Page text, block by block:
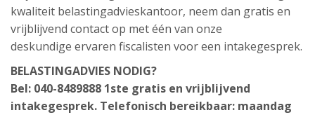
kwaliteit belastingadvieskantoor, neem dan gratis en
vrijblijvend contact op met één van onze
deskundige ervaren fiscalisten voor een intakegesprek.
BELASTINGADVIES NODIG?
Bel: 040-8489888 1ste gratis en vrijblijvend
intakegesprek. Telefonisch bereikbaar: maandag